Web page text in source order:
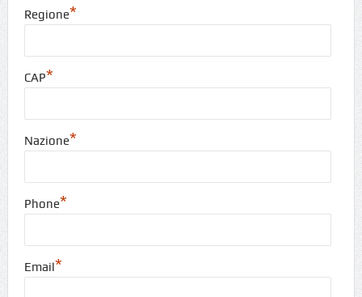
Regione*
CAP*
Nazione*
Phone*
Email*